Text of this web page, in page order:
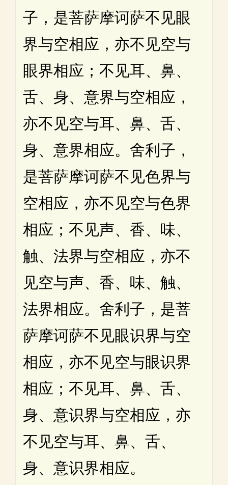
子，是菩萨摩诃萨不见眼
界与空相应，亦不见空与
眼界相应；不见耳、鼻、
舌、身、意界与空相应，
亦不见空与耳、鼻、舌、
身、意界相应。舍利子，
是菩萨摩诃萨不见色界与
空相应，亦不见空与色界
相应；不见声、香、味、
触、法界与空相应，亦不
见空与声、香、味、触、
法界相应。舍利子，是菩
萨摩诃萨不见眼识界与空
相应，亦不见空与眼识界
相应；不见耳、鼻、舌、
身、意识界与空相应，亦
不见空与耳、鼻、舌、
身、意识界相应。